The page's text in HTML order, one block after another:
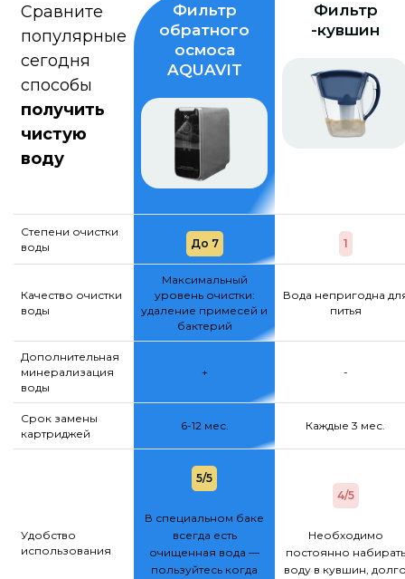
Сравните
популярные
сегодня
способы
получить
чистую
воду
Фильтр
обратного
осмоса
AQUAVIT
Фильтр
-кувшин
Степени очистки
воды
До 7 1
Качество очистки
воды
Максимальный
уровень очистки:
удаление примесей и
бактерий
Вода непригодна
питья
Дополнительная
минерализация
воды
+ -
Срок замены
картриджей
6-12 мес. Каждые 3 мес.
Удобство
использования
5/5
В специальном баке
всегда есть
очищенная вода —
пользуйтесь когда
4/5
Необходимо
постоянно набирать
воду в кувшин,